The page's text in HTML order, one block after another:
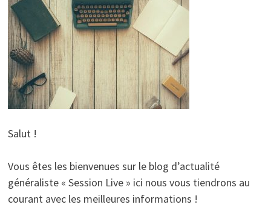
Salut !
Vous êtes les bienvenues sur le blog d’actualité
généraliste « Session Live » ici nous vous tiendrons au
courant avec les meilleures informations !